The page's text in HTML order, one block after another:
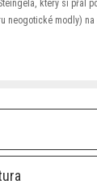
který si přál
neogotické modly)